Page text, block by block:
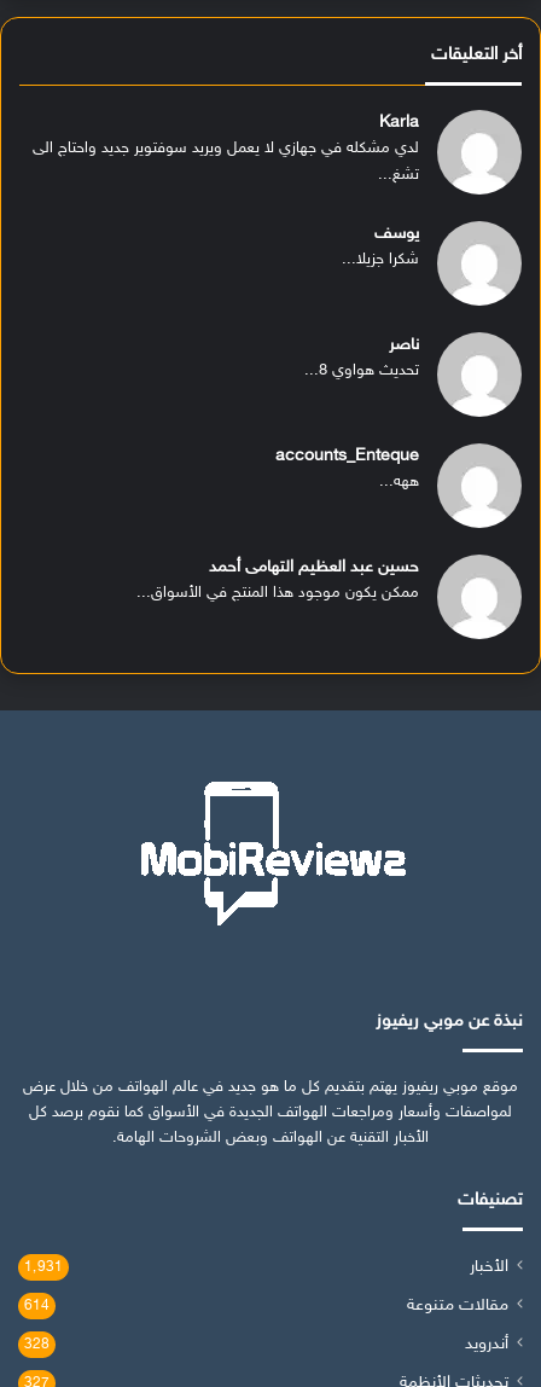
أخر التعليقات
Karla
لدي مشكله في جهازي لا يعمل ويريد سوفتوير جديد واحتاج الى
تشغ...
يوسف
شكرا جزيلا...
ناصر
تحديث هواوي 8...
accounts_Enteque
ههه...
حسين عبد العظيم التهامى أحمد
ممكن يكون موجود هذا المنتج في الأسواق...
نبذة عن موبي ريفيوز
موقع موبي ريفيوز يهتم بتقديم كل ما هو جديد في عالم الهواتف من خلال عرض
لمواصفات وأسعار ومراجعات الهواتف الجديدة في الأسواق كما نقوم برصد كل
الأخبار التقنية عن الهواتف وبعض الشروحات الهامة.
تصنيفات
الأخبار 1٬931
مقالات متنوعة 614
أندرويد 328
تحديثات الأنظمة 327